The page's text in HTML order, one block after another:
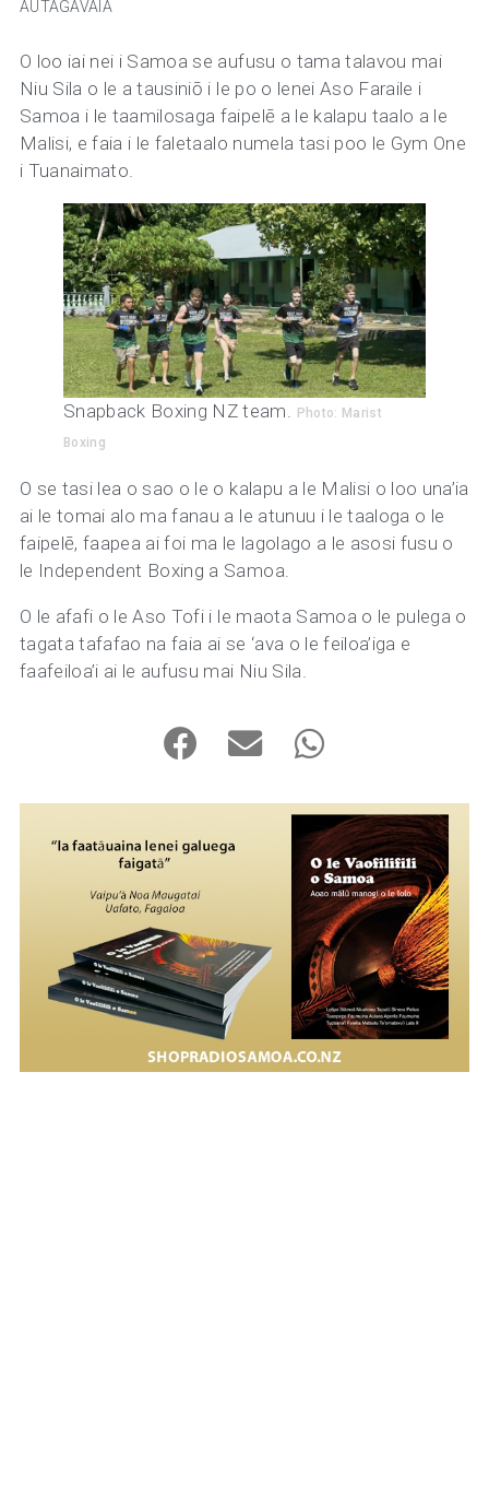
AUTAGAVAIA
O loo iai nei i Samoa se aufusu o tama talavou mai
Niu Sila o le a tausiniō i le po o lenei Aso Faraile i
Samoa i le taamilosaga faipelē a le kalapu taalo a le
Malisi, e faia i le faletaalo numela tasi poo le Gym One
i Tuanaimato.
Snapback Boxing NZ team.
Photo: Marist
Boxing
O se tasi lea o sao o le o kalapu a le Malisi o loo una’ia
ai le tomai alo ma fanau a le atunuu i le taaloga o le
faipelē, faapea ai foi ma le lagolago a le asosi fusu o
le Independent Boxing a Samoa.
O le afafi o le Aso Tofi i le maota Samoa o le pulega o
tagata tafafao na faia ai se ‘ava o le feiloa’iga e
faafeiloa’i ai le aufusu mai Niu Sila.